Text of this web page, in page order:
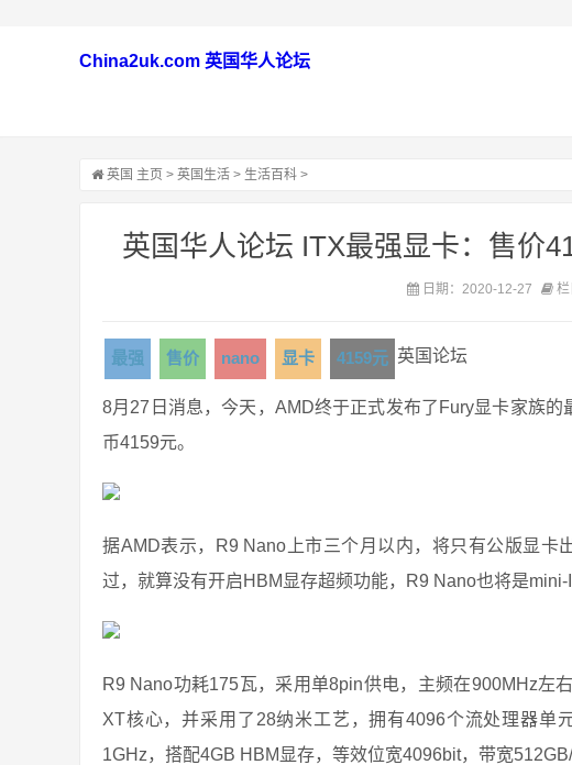
China2uk.com 英国华人论坛
英国 主页 > 英国生活 > 生活百科 >
英国华人论坛 ITX最强显卡：售价
日期：2020-12-27 栏
最强 售价 nano 显卡 4159元 英国论坛
8月27日消息，今天，AMD终于正式发布了Fury显卡家族
币4159元。
据AMD表示，R9 Nano上市三个月以内，将只有公版显卡
过，就算没有开启HBM显存超频功能，R9 Nano也将是mini-
R9 Nano功耗175瓦，采用单8pin供电，主频在900MHz左
XT核心，并采用了28纳米工艺，拥有4096个流处理器单
1GHz，搭配4GB HBM显存，等效位宽4096bit，带宽